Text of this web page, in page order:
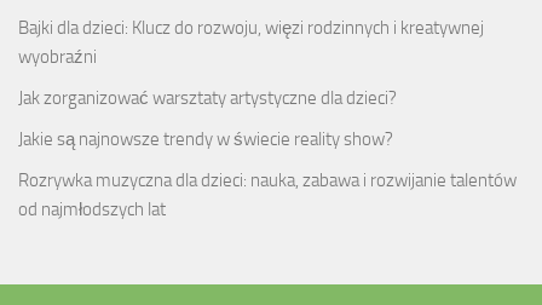
Bajki dla dzieci: Klucz do rozwoju, więzi rodzinnych i kreatywnej
wyobraźni
Jak zorganizować warsztaty artystyczne dla dzieci?
Jakie są najnowsze trendy w świecie reality show?
Rozrywka muzyczna dla dzieci: nauka, zabawa i rozwijanie talentów
od najmłodszych lat